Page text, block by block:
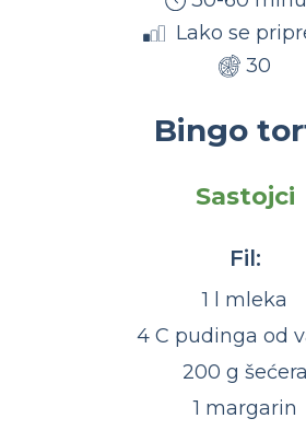
Lako se
30
Bingo
Sastojci
Fil:
1 l mleka
4 C pudinga od
200 g šećera
1 margarin